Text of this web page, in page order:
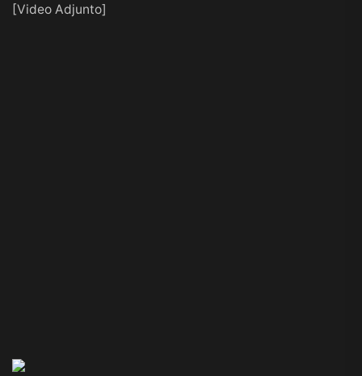
[Video Adjunto]